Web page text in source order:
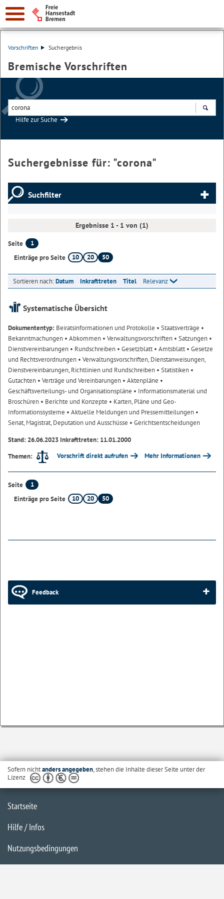
Vorschriften Suchergebnis
Bremische Vorschriften
Hilfe zur Suche
Suchergebnisse für: "corona"
Suchfilter
Ergebnisse 1 - 1 von (1)
Seite
1
Einträge pro Seite
10 20 50
Sortieren nach:Datum Inkrafttreten Titel Relevanz
Systematische Übersicht
Dokumententyp: Beiratsinformationen und Protokolle • Staatsverträge •
Bekanntmachungen • Abkommen • Verwaltungsvorschriften • Satzungen •
Dienstvereinbarungen • Rundschreiben • Gesetzblatt• Amtsblatt• Gesetze
und Rechtsverordnungen • Verwaltungsvorschriften, Dienstanweisungen,
Dienstvereinbarungen, Richtlinien und Rundschreiben • Statistiken •
Gutachten • Verträge und Vereinbarungen • Aktenpläne •
Geschäftsverteilungs- und Organisationspläne • Informationsmaterial und
Broschüren • Berichte und Konzepte • Karten, Pläne und Geo-
Informationssysteme • Aktuelle Meldungen und Pressemitteilungen •
Senat, Magistrat, Deputation und Ausschüsse • Gerichtsentscheidungen
Stand: 26.06.2023 Inkrafttreten: 11.01.2000
Themen:
Vorschrift direkt aufrufen Mehr Informationen
Seite
1
Einträge pro Seite
10 20 50
Feedback
Sofern nichtanders angegeben, stehen die Inhalte dieser Seite unter der
Lizenz
Startseite
Hilfe / Infos
Nutzungsbedingungen